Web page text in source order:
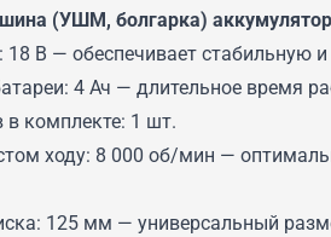
(УШМ, болгарка)
В — обеспечивает стабильную
4 Ач — длительное время
в комплекте: 1 шт.
ходу: 8 000 об/мин —
125 мм — универсальный